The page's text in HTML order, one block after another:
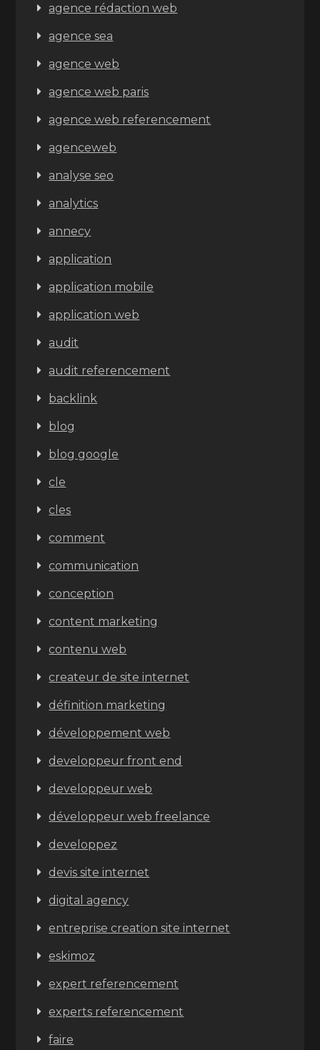
agence rédaction web
agence sea
agence web
agence web paris
agence web referencement
agenceweb
analyse seo
analytics
annecy
application
application mobile
application web
audit
audit referencement
backlink
blog
blog google
cle
cles
comment
communication
conception
content marketing
contenu web
createur de site internet
définition marketing
développement web
developpeur front end
developpeur web
développeur web freelance
developpez
devis site internet
digital agency
entreprise creation site internet
eskimoz
expert referencement
experts referencement
faire